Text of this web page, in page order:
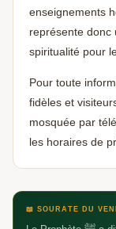
enseignements
représente donc
spiritualité pour
Pour toute
fidèles et
mosquée par
les horaires de
📖 SOURATE DU
🕌